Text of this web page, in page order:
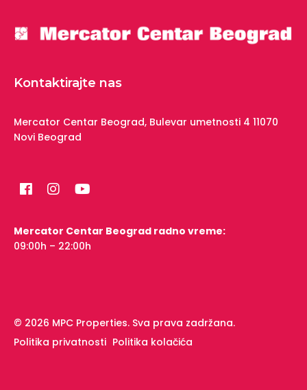
Kontaktirajte nas
Mercator Centar Beograd, Bulevar umetnosti 4 11070
Novi Beograd
Mercator Centar Beograd radno vreme:
09:00h – 22:00h
© 2026 MPC Properties. Sva prava zadržana.
Politika privatnosti Politika kolačića